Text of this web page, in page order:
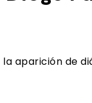
aparición de